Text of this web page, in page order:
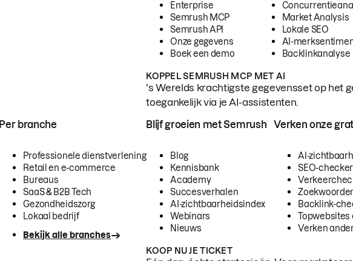
Enterprise
Semrush MCP
Semrush API
Onze gegevens
Boek een demo
Market Analysis
Lokale SEO
AI-
Backlinkanalyse
KOPPEL SEMRUSH MCP MET AI
's Werelds krachtigste gegevensset op het
toegankelijk via je AI-assistenten.
Per branche
Professionele dienstverlening
Retail en e-commerce
Bureaus
SaaS & B2B Tech
Gezondheidszorg
Lokaal bedrijf
Bekijk alle branches
Blijf groeien met Semrush
Blog
Kennisbank
Academy
Succesverhalen
AI-zichtbaarheidsindex
Webinars
Nieuws
Verken onze
AI-
SEO-checker
Backlink-
Topwebsites
Verken
KOOP NU JE TICKET